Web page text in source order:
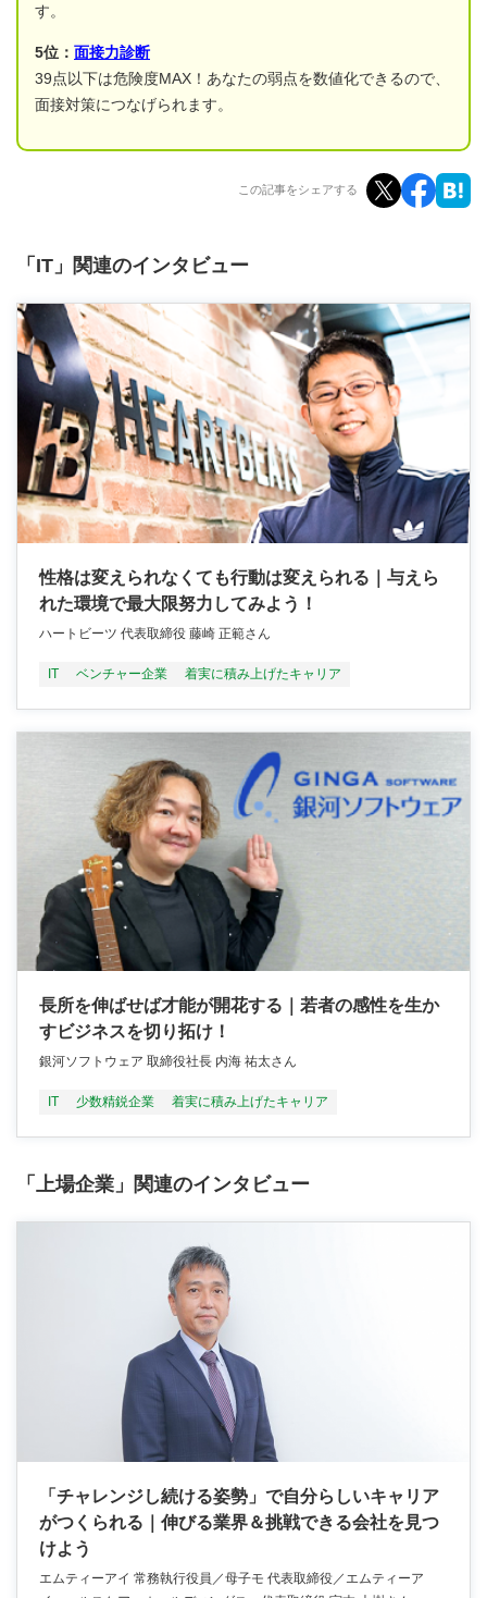
す。
5位： 面接力診断
39点以下は危険度MAX！あなたの弱点を数値化できるので、
面接対策につなげられます。
この記事をシェアする
「IT」関連のインタビュー
性格は変えられなくても行動は変えられる｜与えら
れた環境で最大限努力してみよう！
ハートビーツ 代表取締役 藤崎 正範さん
IT ベンチャー企業 着実に積み上げたキャリア
長所を伸ばせば才能が開花する｜若者の感性を生か
すビジネスを切り拓け！
銀河ソフトウェア 取締役社長 内海 祐太さん
IT 少数精鋭企業 着実に積み上げたキャリア
「上場企業」関連のインタビュー
「チャレンジし続ける姿勢」で自分らしいキャリア
がつくられる｜伸びる業界＆挑戦できる会社を見つ
けよう
エムティーアイ 常務執行役員／母子モ 代表取締役／エムティーア